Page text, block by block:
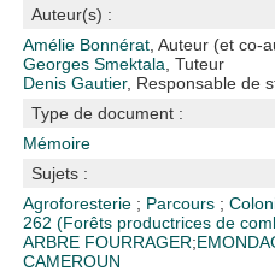
Auteur(s) :
Amélie Bonnérat , Auteur (et co-
Georges Smektala , Tuteur
Denis Gautier, Responsable de
Type de document :
Mémoire
Sujets :
Agroforesterie ; Parcours ;
262 (Forêts productrices de
ARBRE FOURRAGER;
CAMEROUN